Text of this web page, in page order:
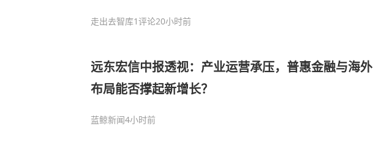
走出去智库1评论20小时前
远东宏信中报透视：产业运营承压，普惠金融与海外
布局能否撑起新增长？
蓝鲸新闻4小时前